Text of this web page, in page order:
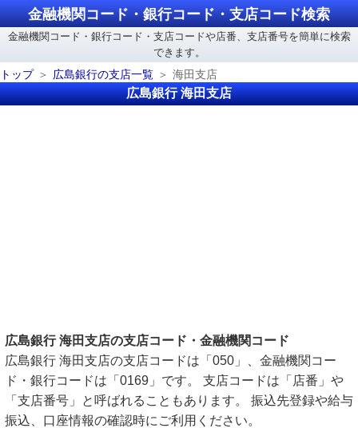
金融機関コード・銀行コード・支店コード検索
金融機関コード・銀行コード・支店コードや店番、支店番号を簡単に検索
できます。
トップ
広島銀行の支店一覧 海田支店
広島銀行 海田支店
広島銀行 海田支店の支店コード・金融機関コード
広島銀行 海田支店の支店コードは「050」、金融機関コー
ド・銀行コードは「0169」です。 支店コードは「店番」や
「支店番号」と呼ばれることもあります。 振込先登録や給与
振込、口座情報の確認時にご利用ください。